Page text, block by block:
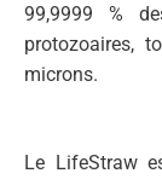
99,9999 %
protozoaires,
microns.
Le LifeStraw